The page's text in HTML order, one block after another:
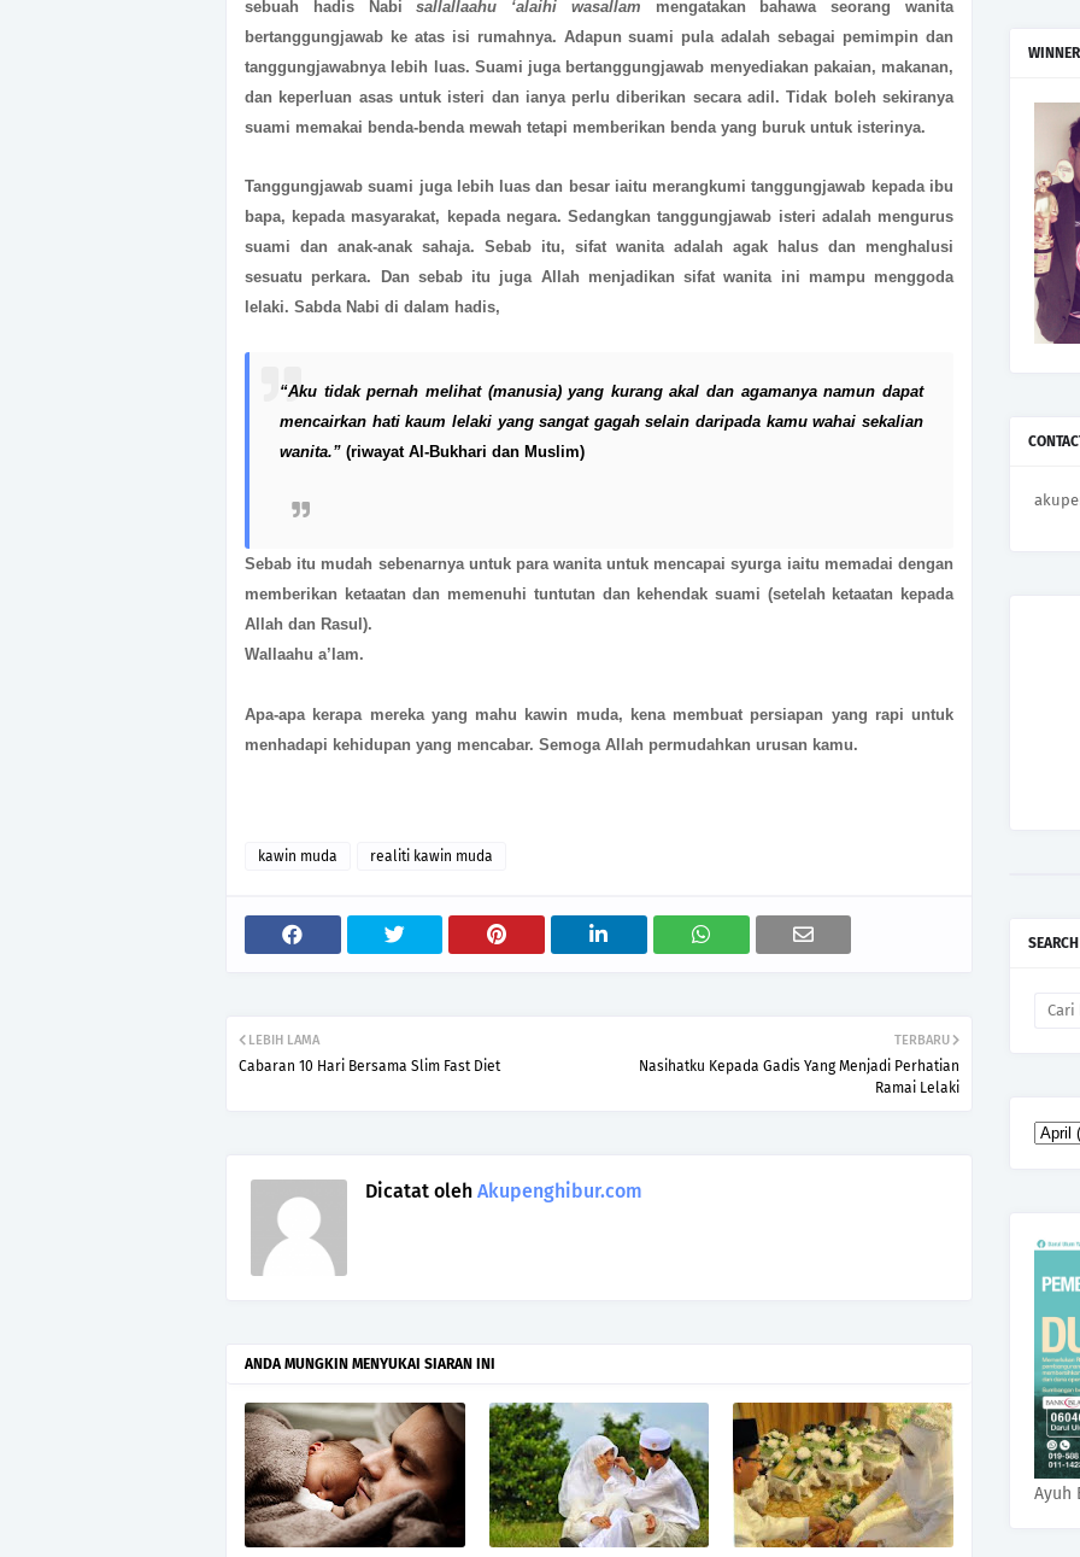
sebuah hadis Nabisallallaahu ‘alaihi wasallam mengatakan bahawa seorang wanita
bertanggungjawab ke atas isi rumahnya. Adapun suami pula adalah sebagai pemimpin dan
tanggungjawabnya lebih luas. Suami juga bertanggungjawab menyediakan pakaian, makanan,
dan keperluan asas untuk isteri dan ianya perlu diberikan secara adil. Tidak boleh sekiranya
suami memakai benda-benda mewah tetapi memberikan benda yang buruk untuk isterinya.
Tanggungjawab suami juga lebih luas dan besar iaitu merangkumi tanggungjawab kepada ibu
bapa, kepada masyarakat, kepada negara. Sedangkan tanggungjawab isteri adalah mengurus
suami dan anak-anak sahaja. Sebab itu, sifat wanita adalah agak halus dan menghalusi
sesuatu perkara. Dan sebab itu juga Allah menjadikan sifat wanita ini mampu menggoda
lelaki. Sabda Nabi di dalam hadis,
“Aku tidak pernah melihat (manusia) yang kurang akal dan agamanya namun dapat
mencairkan hati kaum lelaki yang sangat gagah selain daripada kamu wahai sekalian
wanita.” (riwayat Al-Bukhari dan Muslim)
Sebab itu mudah sebenarnya untuk para wanita untuk mencapai syurga iaitu memadai dengan
memberikan ketaatan dan memenuhi tuntutan dan kehendak suami (setelah ketaatan kepada
Allah dan Rasul).
Wallaahu a’lam.
Apa-apa kerapa mereka yang mahu kawin muda, kena membuat persiapan yang rapi untuk
menhadapi kehidupan yang mencabar. Semoga Allah permudahkan urusan kamu.
kawin muda realiti kawin muda
TERBARU
Nasihatku Kepada Gadis Yang Menjadi Perhatian
Ramai Lelaki
LEBIH LAMA
Cabaran 10 Hari Bersama Slim Fast Diet
Dicatat oleh Akupenghibur.com
ANDA MUNGKIN MENYUKAI SIARAN INI
Ayuh